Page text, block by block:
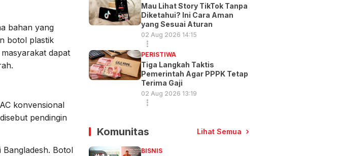
bahan yang
botol plastik
dapat
konvensional
pendingin
Botol
Mau Lihat Story TikTok Tanpa
Diketahui? Ini Cara Aman
yang Sesuai Aturan
02 Aug 2026 14:15
PERISTIWA
Tiga Langkah Taktis
Pemerintah Agar PPPK Tetap
Terima Gaji
02 Aug 2026 13:19
Komunitas Lihat Semua
BISNIS